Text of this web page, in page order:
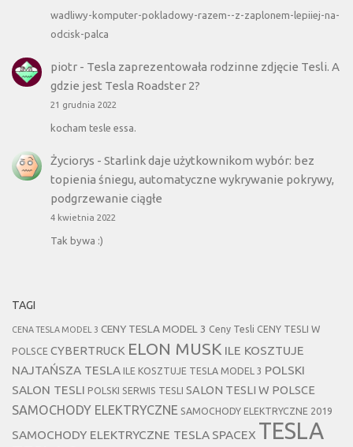
wadliwy-komputer-pokladowy-razem--z-zaplonem-lepiiej-na-
odcisk-palca
piotr- Tesla zaprezentowała rodzinne zdjęcie Tesli. A
gdzie jest Tesla Roadster 2?
21 grudnia 2022
kocham tesle essa.
Życiorys - Starlink daje użytkownikom wybór: bez
topienia śniegu, automatyczne wykrywanie pokrywy,
podgrzewanie ciągłe
4 kwietnia 2022
Tak bywa :)
TAGI
CENA TESLA MODEL 3 CENY TESLA MODEL 3 Ceny Tesli CENY TESLI W
POLSCE CYBERTRUCK ELON MUSK ILE KOSZTUJE
NAJTAŃSZA TESLA
ILE KOSZTUJE TESLA MODEL 3 POLSKI
SALON TESLI POLSKI SERWIS TESLI SALON TESLI W POLSCE
SAMOCHODY ELEKTRYCZNE SAMOCHODY ELEKTRYCZNE 2019
SAMOCHODY ELEKTRYCZNE TESLA SPACEX TESLA